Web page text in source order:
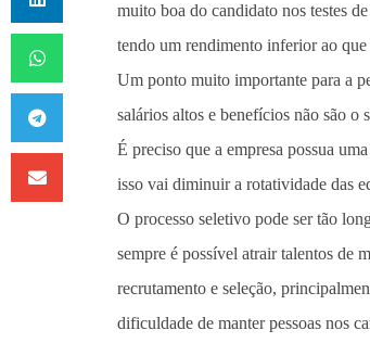
muito boa do candidato nos testes
tendo um rendimento inferior ao que
Um ponto muito importante para a
salários altos e benefícios não são o
É preciso que a empresa possua
isso vai diminuir a rotatividade das
O processo seletivo pode ser tão
sempre é possível atrair talentos de
recrutamento e seleção,
dificuldade de manter pessoas nos